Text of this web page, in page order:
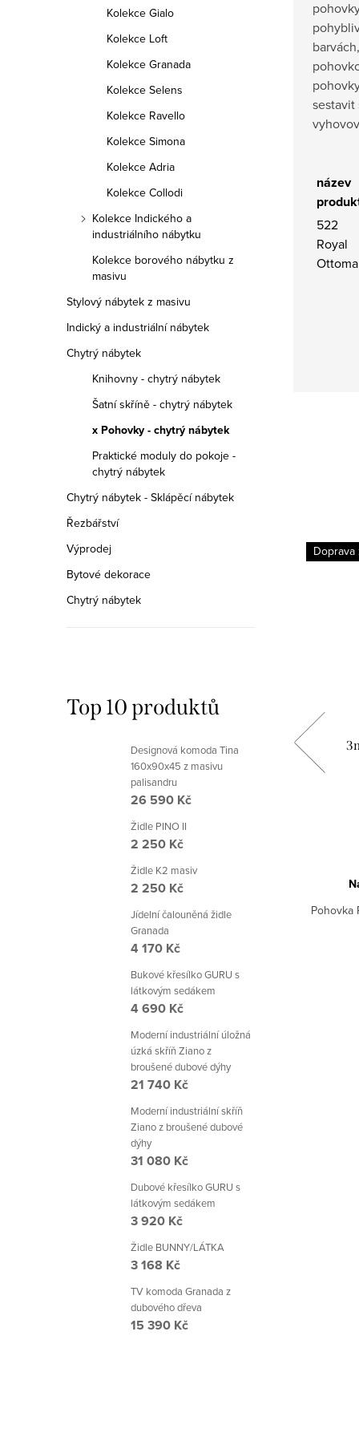
Kolekce Gialo
Kolekce Loft
Kolekce Granada
Kolekce Selens
Kolekce Ravello
Kolekce Simona
Kolekce Adria
Kolekce Collodi
Kolekce Indického a
industriálního nábytku
Kolekce borového nábytku z
masivu
Stylový nábytek z masivu
Indický a industriální nábytek
Chytrý nábytek
Knihovny - chytrý nábytek
Šatní skříně - chytrý nábytek
x Pohovky - chytrý nábytek
Praktické moduly do pokoje -
chytrý nábytek
Chytrý nábytek - Sklápěcí nábytek
Řezbářství
Výprodej
Bytové dekorace
Chytrý nábytek
Top 10 produktů
Designová komoda Tina
160x90x45 z masivu
palisandru
26 590 Kč
Židle PINO II
2 250 Kč
Židle K2 masiv
2 250 Kč
Jídelní čalouněná židle
Granada
4 170 Kč
Bukové křesílko GURU s
látkovým sedákem
4 690 Kč
Moderní industriální úložná
úzká skříň Ziano z
broušené dubové dýhy
21 740 Kč
Moderní industriální skříň
Ziano z broušené dubové
dýhy
31 080 Kč
Dubové křesílko GURU s
látkovým sedákem
3 920 Kč
Židle BUNNY/LÁTKA
3 168 Kč
TV komoda Granada z
dubového dřeva
15 390 Kč
sestavit
název
522
Royal
Doprava zdarma
Záruka 5 let
Sklápěcí dvoulůžková postel Royal
190
75 480 Kč
DETAIL
Na objednávku 6-8 týdnů
Luxusní plnohodnotná sklápěcí postel
Royal 190 s možností umístění pohovky a
dalšími kompatibilními moduly Royal.
Kód:
Doprava
Pohovka